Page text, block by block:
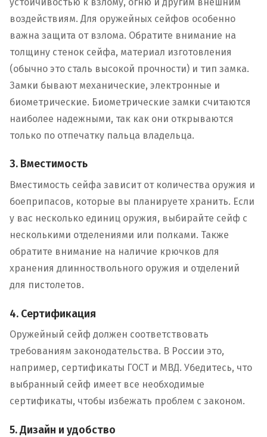
воздействиям. Для оружейных сейфов особенно
важна защита от взлома. Обратите внимание на
толщину стенок сейфа, материал изготовления
(обычно это сталь высокой прочности) и тип замка.
Замки бывают механические, электронные и
биометрические. Биометрические замки считаются
наиболее надежными, так как они открываются
только по отпечатку пальца владельца.
3. Вместимость
Вместимость сейфа зависит от количества оружия и
боеприпасов, которые вы планируете хранить. Если
у вас несколько единиц оружия, выбирайте сейф с
несколькими отделениями или полками. Также
обратите внимание на наличие крючков для
хранения длинноствольного оружия и отделений
для пистолетов.
4. Сертификация
Оружейный сейф должен соответствовать
требованиям законодательства. В России это,
например, сертификаты ГОСТ и МВД. Убедитесь, что
выбранный сейф имеет все необходимые
сертификаты, чтобы избежать проблем с законом.
5. Дизайн и удобство